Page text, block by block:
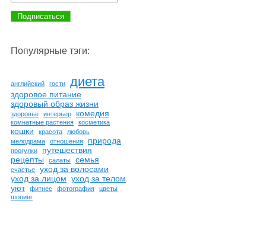
Популярные тэги:
английский гости диета
здоровое питание
здоровый образ жизни
здоровье интерьер комедия
комнатные растения косметика
кошки красота
любовь
мелодрама
отношения природа
прогулки
путешествия
рецепты
салаты семья
счастье
уход за волосами
уход за лицом уход за телом
уют
фитнес фотография
цветы
шопинг